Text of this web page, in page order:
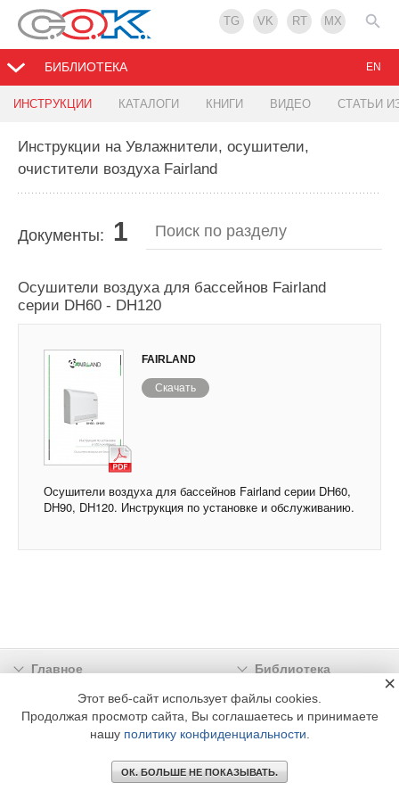
TG VK RT MX
БИБЛИОТЕКА
ИНСТРУКЦИИ КАТАЛОГИ КНИГИ ВИДЕО СТАТЬИ
EN
Инструкции на Увлажнители, осушители,
очистители воздуха Fairland
Документы: 1
Осушители воздуха для бассейнов Fairland
серии DH60 - DH120
FAIRLAND
Скачать
Осушители воздуха для бассейнов Fairland серии DH60,
DH90, DH120. Инструкция по установке и обслуживанию.
Главное
Библиотека
Подписка
Реклама
Информация
Этот веб-сайт использует файлы cookies.
Продолжая просмотр сайта, Вы соглашаетесь и принимаете
нашу политику конфиденциальности
ОК. БОЛЬШЕ НЕ ПОКАЗЫВАТЬ.
×